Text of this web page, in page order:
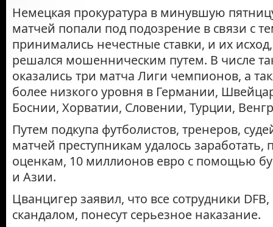
Немецкая прокуратура в минувшую
матчей попали под подозрение в связи с
принимались нечестные ставки, и их
решался мошенническим путем. В числе
оказались три матча Лиги чемпионов, а
более низкого уровня в Германии,
Боснии, Хорватии, Словении, Турции,
Путем подкупа футболистов, тренеров,
матчей преступникам удалось заработать,
оценкам, 10 миллионов евро с помощью
и Азии.
Цванцигер заявил, что все сотрудники
скандалом, понесут серьезное наказание.